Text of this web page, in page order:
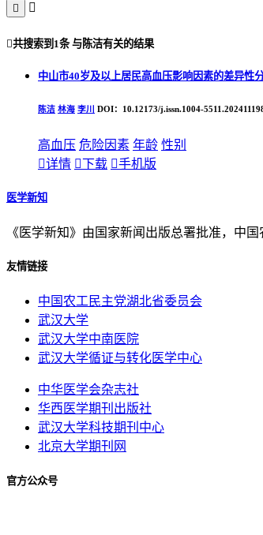
 
共搜索到 1条与陈洁有关的结果
中山市40岁及以上居民高血压影响因素的差异性
陈洁 林海 李川 DOI：10.12173/j.issn.1004-
高血压 危险因素 年龄 性别
详情 下载 手机版
医学新知
《医学新知》由国家新闻出版总署批准，中
友情链接
中国农工民主党湖北省委员会
武汉大学
武汉大学中南医院
武汉大学循证与转化医学中心
中华医学会杂志社
华西医学期刊出版社
武汉大学科技期刊中心
北京大学期刊网
官方公众号